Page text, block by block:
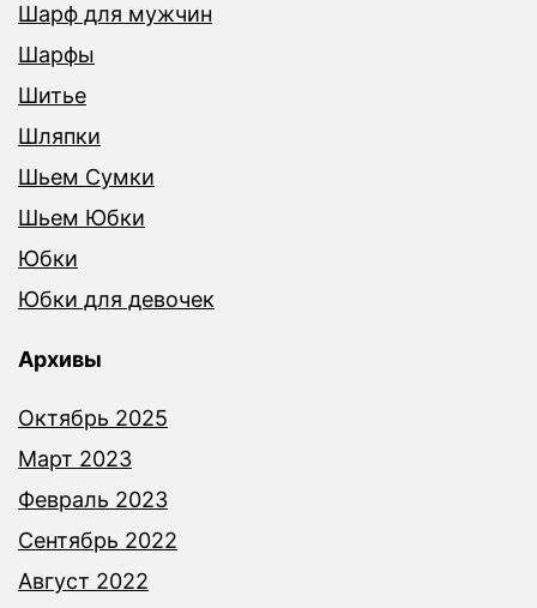
Шарф для мужчин
Шарфы
Шитье
Шляпки
Шьем Сумки
Шьем Юбки
Юбки
Юбки для девочек
Архивы
Октябрь 2025
Март 2023
Февраль 2023
Сентябрь 2022
Август 2022